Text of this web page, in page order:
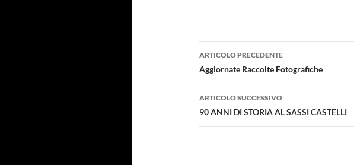
Navigazione
articolo
ARTICOLO PRECEDENTE
Aggiornate Raccolte Fotografiche
ARTICOLO SUCCESSIVO
90 ANNI DI STORIA AL SASSI CASTELLI